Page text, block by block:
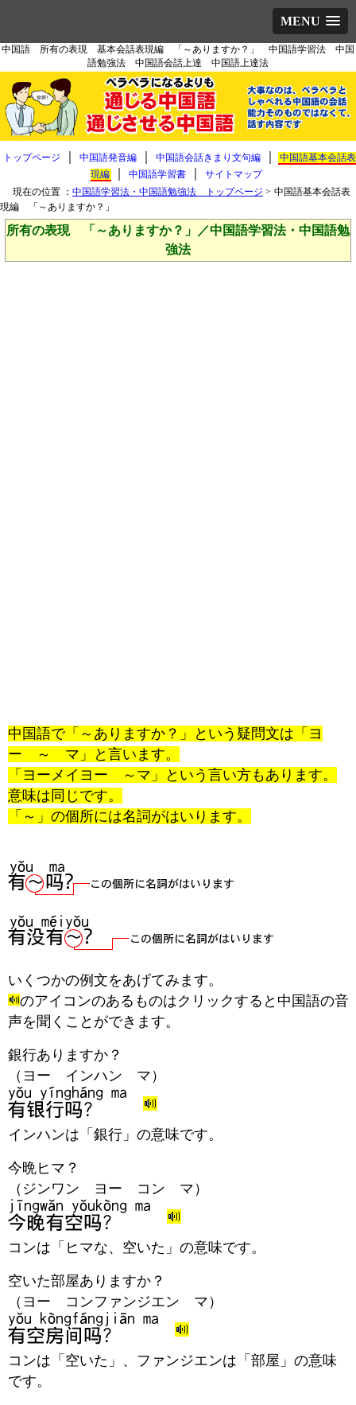
MENU
中国語 所有の表現 基本会話表現編 「～ありますか？」 中国語学習法 中国
語勉強法 中国語会話上達 中国語上達法
トップページ 中国語発音編 中国語会話きまり文句編
中国語基本会話表
現編
中国語学習書
サイトマップ
現在の位置 ： 中国語学習法・中国語勉強法 トップページ > 中国語基本会話表
現編 「～ありますか？」
所有の表現 「～ありますか？」／中国語学習法・中国語勉
強法
中国語で「～ありますか？」という疑問文は「ヨ
ー ～ マ」と言います。
「ヨーメイヨー ～マ」という言い方もあります。
意味は同じです。
「～」の個所には名詞がはいります。
いくつかの例文をあげてみます。
のアイコンのあるものはクリックすると中国語の音
声を聞くことができます。
銀行ありますか？
（ヨー インハン マ）
インハンは「銀行」の意味です。
今晩ヒマ？
（ジンワン ヨー コン マ）
コンは「ヒマな、空いた」の意味です。
空いた部屋ありますか？
（ヨー コンファンジエン マ）
コンは「空いた」、ファンジエンは「部屋」の意味
です。